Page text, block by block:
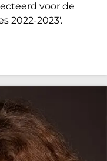
voor de
2022-2023'.